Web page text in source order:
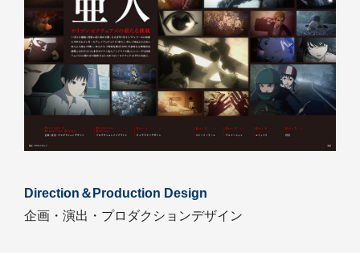
Direction＆Production Design
企画・演出・プロダクションデザイン